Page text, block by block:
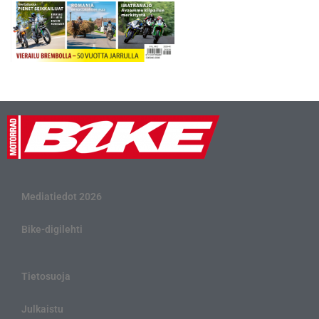
Mediatiedot 2026
Bike-digilehti
Tietosuoja
Julkaistu